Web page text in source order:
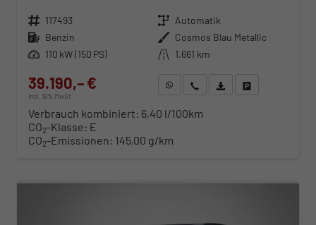
Fahrzeugnr. 117493 Getriebe Automatik
Kraftstoff Benzin Außenfarbe Cosmos Blau Metallic
Leistung 110 kW (150 PS) Kilometerstand 1.661 km
39.190,– €
incl. 19% MwSt.
WhatsApp anfragen
Wir rufen Sie anFahrzeugexposé (PDF)
Verbrauch kombiniert: 6,40 l/100km
CO2-Klasse: E
CO2-Emissionen: 145,00 g/km